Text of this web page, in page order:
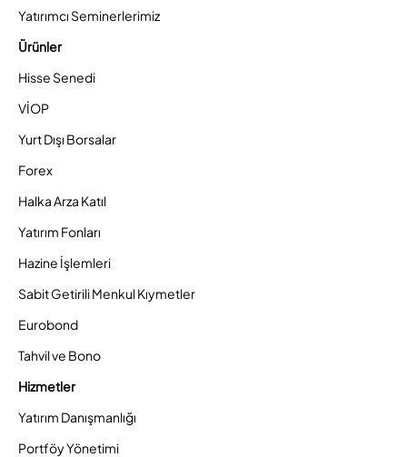
Yatırımcı Seminerlerimiz
Ürünler
Hisse Senedi
VİOP
Yurt Dışı Borsalar
Forex
Halka Arza Katıl
Yatırım Fonları
Hazine İşlemleri
Sabit Getirili Menkul Kıymetler
Eurobond
Tahvil ve Bono
Hizmetler
Yatırım Danışmanlığı
Portföy Yönetimi